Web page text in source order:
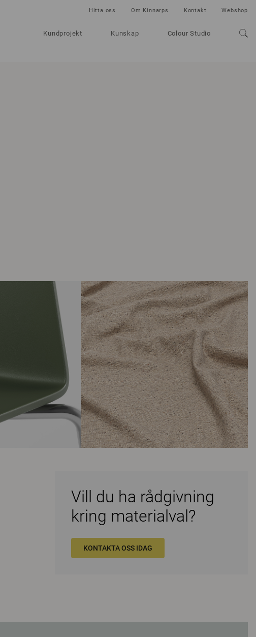
Kundprojekt Kunskap Colour Studio
Hitta oss Om Kinnarps Kontakt Webshop
Vill du ha rådgivning
kring materialval?
KONTAKTA OSS IDAG